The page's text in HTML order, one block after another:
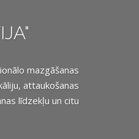
mazgāšanas
attaukošanas
līdzekļu un citu